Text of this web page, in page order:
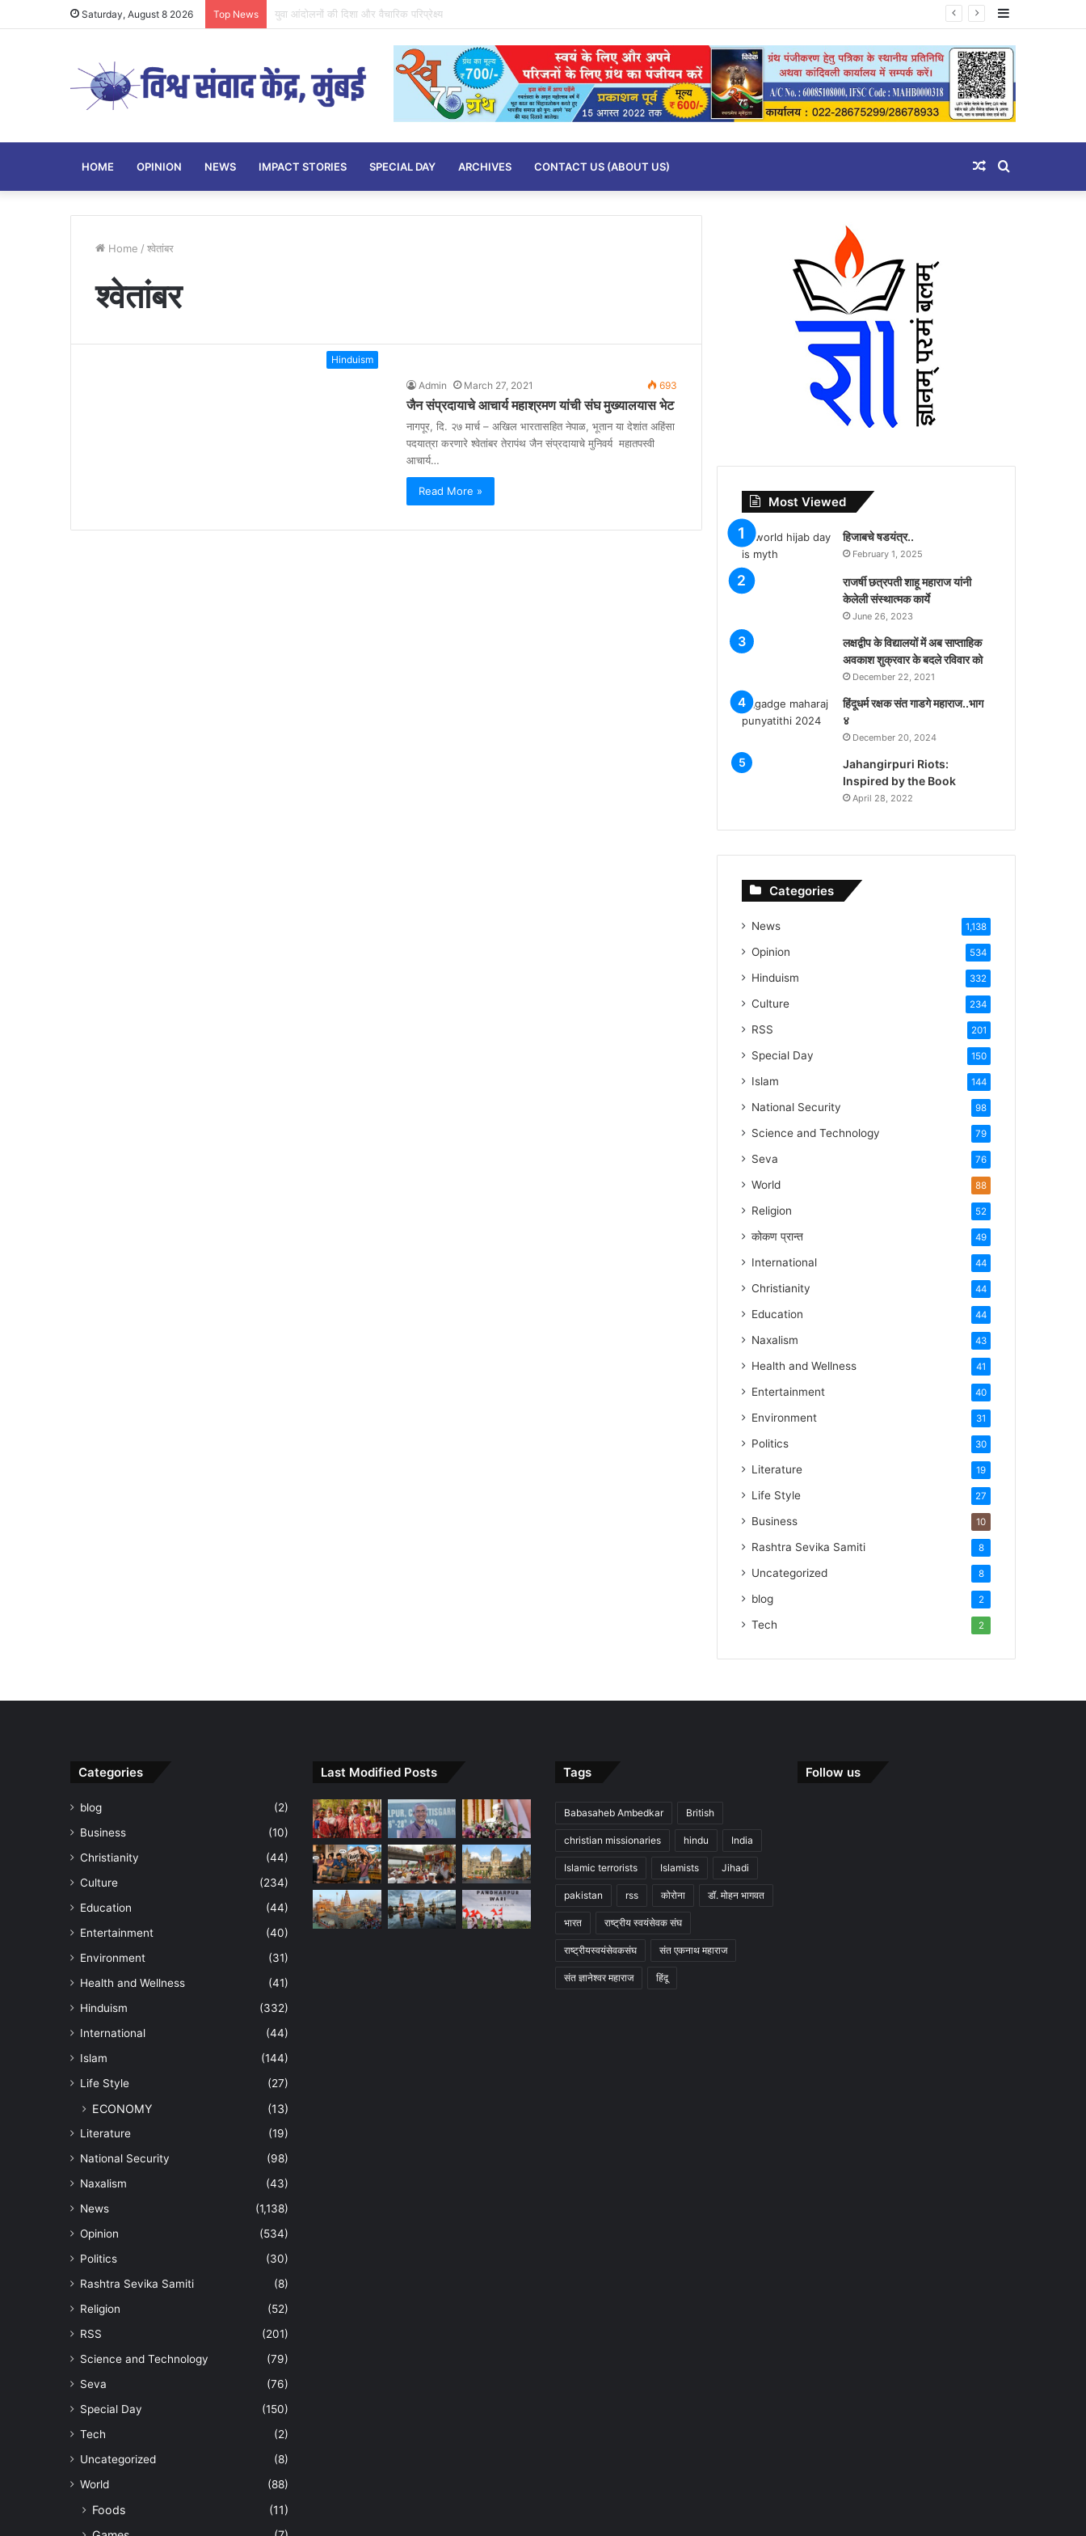
Saturday, August 8 2026 Top News CJP आंदोलन का अध्ययन युवाओं के लिए आवश्यक..
HOME OPINION NEWS IMPACT STORIES SPECIAL DAY ARCHIVES CONTACT US (ABOUT US) Search
Random
Home / श्वेतांबर
श्वेतांबर
Hinduism
Admin March 27, 2021 693
जैन संप्रदायाचे आचार्य महाश्रमण यांची संघ मुख्यालयास भेट
नागपूर, दि. २७ मार्च – अखिल भारतासहित नेपाळ, भूतान या देशांत अहिंसा
पदयात्रा करणारे श्वेतांबर तेरापंथ जैन संप्रदायाचे मुनिवर्य महातपस्वी
आचार्य…
Read More »
Most Viewed
हिजाबचे षडयंत्र..
February 1, 2025
राजर्षी छत्रपती शाहू महाराज यांनी
केलेली संस्थात्मक कार्ये
June 26, 2023
लक्षद्वीप के विद्यालयों में अब साप्ताहिक
अवकाश शुक्रवार के बदले रविवार को
December 22, 2021
हिंदूधर्म रक्षक संत गाडगे महाराज..भाग
४
December 20, 2024
Jahangirpuri Riots:
Inspired by the Book
April 28, 2022
Categories
News 1,138
Opinion 534
Hinduism 332
Culture 234
RSS 201
Special Day 150
Islam 144
National Security 98
Science and Technology 79
Seva 76
World 88
Religion 52
कोकण प्रान्त 49
International 44
Christianity 44
Education 44
Naxalism 43
Health and Wellness 41
Entertainment 40
Environment 31
Politics 30
Literature 19
Life Style 27
Business 10
Rashtra Sevika Samiti 8
Uncategorized 8
blog 2
Tech 2
Categories
blog
(2)
Business
(10)
Christianity
(44)
Culture
(234)
Education
(44)
Entertainment
(40)
Environment
(31)
Health and Wellness
(41)
Hinduism
(332)
International
(44)
Islam
(144)
Life Style
(27)
ECONOMY (13)
Literature
(19)
National Security
(98)
Naxalism
(43)
News
(1,138)
Opinion
(534)
Politics
(30)
Rashtra Sevika Samiti
(8)
Religion
(52)
RSS
(201)
Science and Technology
(79)
Seva
(76)
Special Day
(150)
Tech
(2)
Uncategorized
(8)
World
(88)
Foods
(11)
Last Modified Posts Tags
Babasaheb Ambedkar British
christian missionaries hindu India
Islamic terrorists Islamists Jihadi
pakistan rss कोरोना डॉ. मोहन भागवत
भारत राष्ट्रीय स्वयंसेवक संघ
राष्ट्रीयस्वयंसेवकसंघ संत एकनाथ महाराज
संत ज्ञानेश्वर महाराज हिंदू
Follow us